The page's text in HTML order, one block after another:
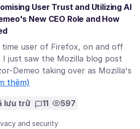
User Trust and Utilizing AI
New CEO Role and How
user of Firefox, on and off
I just saw the Mozilla blog post
Demeo taking over as Mozilla's
thêm)
lưu trữ 11 597
and security